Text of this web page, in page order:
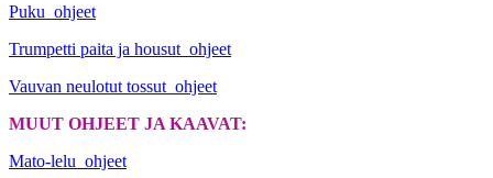
Puku_ohjeet
Trumpetti paita ja housut_ohjeet
Vauvan neulotut tossut_ohjeet
MUUT OHJEET JA KAAVAT:
Mato-lelu_ohjeet